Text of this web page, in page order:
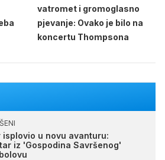
vatromet i gromoglasno
pjevanje: Ovako je bilo na
koncertu Thompsona
u novu avanturu:
iz 'Gospodina Savršenog'